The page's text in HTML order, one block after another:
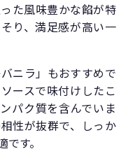
た風味豊かな餡が特
り、満足感が高い一
ニラ」もおすすめで
ースで味付けしたこ
パク質を含んでいま
性が抜群で、しっか
す。